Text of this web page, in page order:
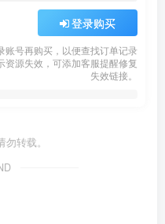
登录购买
号再购买，以便查找订单记录
源失效，可添加客服提醒修复
失效链接。
转载。